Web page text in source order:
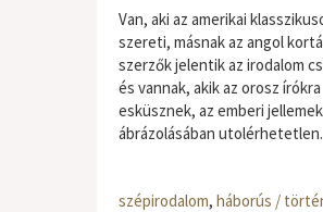
Van, aki az amerikai
szereti, másnak az angol
szerzők jelentik az irodalom
és vannak, akik az orosz írókra
esküsznek, az emberi jellemek
ábrázolásában
szépirodalom, háborús /